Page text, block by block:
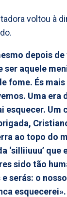
voltou à
depois
ser aquele
fome. És
Uma era
esquecer. Um
ao topo do
‘silliiuuu’ que
sido tão
serás: o
esquecerei».